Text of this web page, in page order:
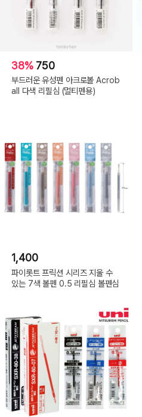
38% 750
부드러운 유성펜 아크로볼 Acrob
all 다색 리필심 (멀티펜용)
1,400
파이롯트 프릭션 시리즈 지울 수
있는 7색 볼펜 0.5 리필심 볼펜심